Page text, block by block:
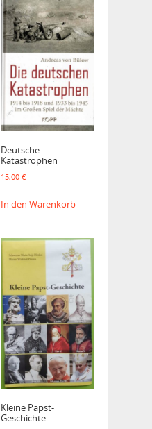
Deutsche
Katastrophen
15,00 €
In den Warenkorb
Kleine Papst-
Geschichte